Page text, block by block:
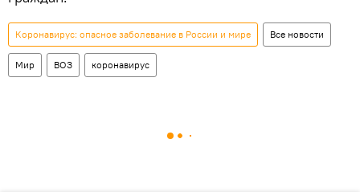
Коронавирус: опасное заболевание в России и мире Все новости
Мир ВОЗ коронавирус